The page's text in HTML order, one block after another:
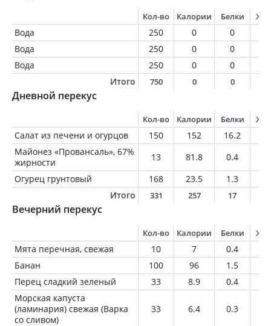
Кол-во Калории Белки
Вода 250 0 0
Вода
250 0 0
Вода
250 0 0
Итого
750 0 0
Дневной перекус
Кол-во Калории Белки
Салат из печени и огурцов 150 152 16.2
Майонез «Провансаль», 67%
жирности
13 81.8 0.4
Огурец грунтовый
168 23.5 1.3
Итого
331 257 17
Вечерний перекус
Кол-во Калории Белки
Мята перечная, свежая 10 7 0.4
Банан
100 96 1.5
Перец сладкий зеленый
33 8.9 0.4
Морская капуста
(ламинария) свежая (Варка
со сливом)
33 6.4 0.3